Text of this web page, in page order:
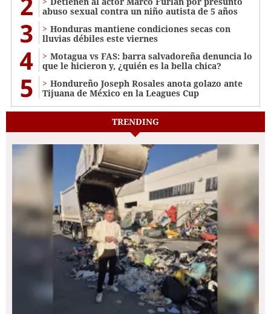
abuso sexual contra un niño autista de 5 años
3
Honduras mantiene condiciones secas con
lluvias débiles este viernes
4
Motagua vs FAS: barra salvadoreña denuncia lo
que le hicieron y, ¿quién es la bella chica?
5
Hondureño Joseph Rosales anota golazo ante
Tijuana de México en la Leagues Cup
TRENDING